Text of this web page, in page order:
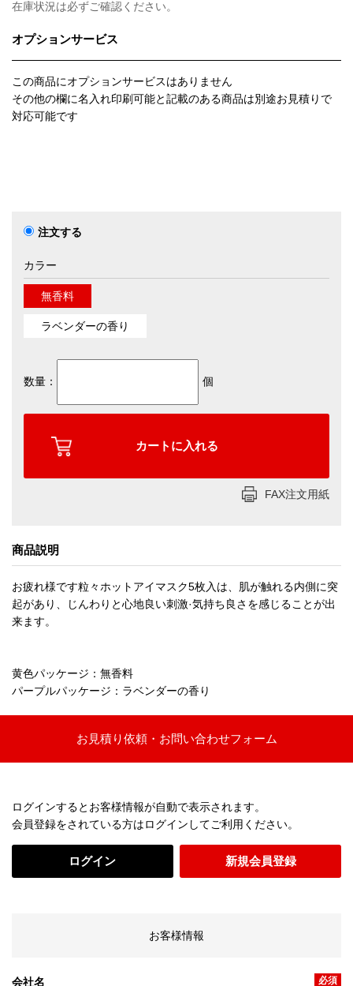
在庫状況は必ずご確認ください。
オプションサービス
この商品にオプションサービスはありません
その他の欄に名入れ印刷可能と記載のある商品は別途お見積りで
対応可能です
注文する
カラー
無香料
ラベンダーの香り
数量： 個
FAX注文用紙
商品説明
お疲れ様です粒々ホットアイマスク5枚入は、肌が触れる内側に突
起があり、じんわりと心地良い刺激·気持ち良さを感じることが出
来ます。
黄色パッケージ：無香料
パープルパッケージ：ラベンダーの香り
お見積り依頼・お問い合わせフォーム
ログインするとお客様情報が自動で表示されます。
会員登録をされている方はログインしてご利用ください。
ログイン 新規会員登録
お客様情報
会社名 必須